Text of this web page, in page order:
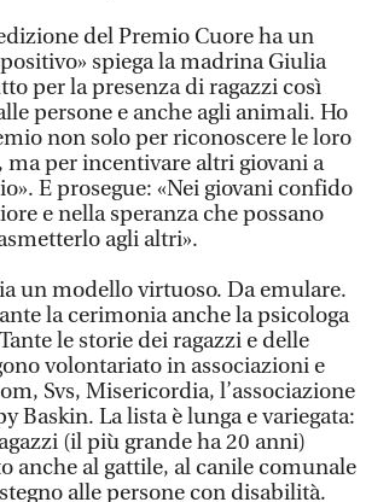
del Premio Cuore ha un
spiega la madrina Giulia
per la presenza di ragazzi così
persone e anche agli animali. Ho
non solo per riconoscere le loro
per incentivare altri giovani a
E prosegue: «Nei giovani confido
e nella speranza che possano
agli altri».
un modello virtuoso. Da emulare.
la cerimonia anche la psicologa
le storie dei ragazzi e delle
volontariato in associazioni e
Svs, Misericordia, l’associazione
Baskin. La lista è lunga e variegata:
(il più grande ha 20 anni)
anche al gattile, al canile comunale
alle persone con disabilità.